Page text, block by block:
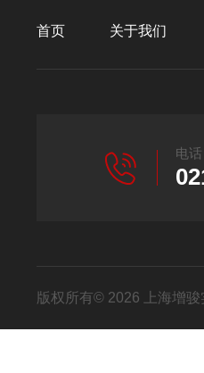
首页 关于我们
电话
版权所有© 2026 上海增